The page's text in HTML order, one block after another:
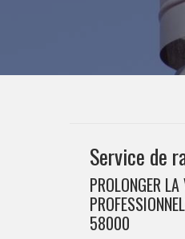
Service de
PROLONGER
58000